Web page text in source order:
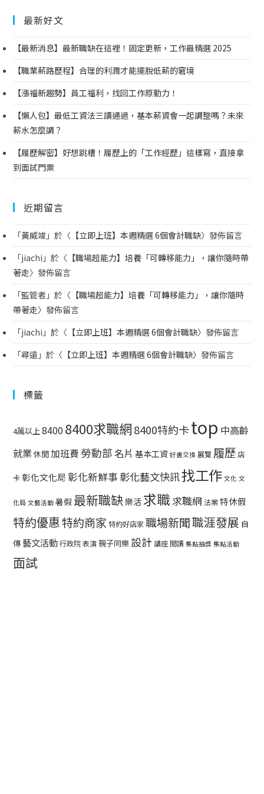
最新好文
【最新消息】最新職缺在這裡！固定更新，工作最精選 2025
【職業薪路歷程】合理的利潤才能擺脫低薪的窘境
【漲福新趨勢】員工福利，找回工作原動力！
【懶人包】最低工資法三讀通過，基本薪資會一起調整嗎？未來
薪水怎麼調？
【履歷解密】好想跳槽！履歷上的「工作經歷」這樣寫，直接拿
到面試門票
近期留言
「黃威竣 」於〈 【立即上班】本週精選 6個會計職缺〉發佈留言
「jiachi 」於〈 【職場超能力】培養「可轉移能力」，讓你隨時帶
著走〉發佈留言
「監管者 」於〈 【職場超能力】培養「可轉移能力」，讓你隨時
帶著走〉發佈留言
「jiachi 」於〈 【立即上班】本週精選 6個會計職缺〉發佈留言
「尋遠 」於〈 【立即上班】本週精選 6個會計職缺〉發佈留言
標籤
4萬以上8400 8400求職網8400特約卡top 中高齡
就業休閒加班費 勞動部 名片 基本工資 好書交換 展覽 履歷店
卡彰化文化局 彰化新鮮事 彰化藝文快訊找工作 文化 文
化局 文藝活動 暑假 最新職缺樂活求職 求職網 法案特休假
特約優惠特約商家 特約好店家職場新聞職涯發展 自
傳 藝文活動行政院表演親子同樂 設計 講座閱讀 集點抽獎 集點活動
面試